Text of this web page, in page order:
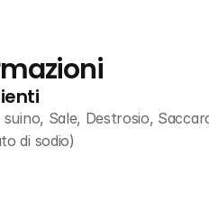
suino, Sale, Destrosio,
di sodio)